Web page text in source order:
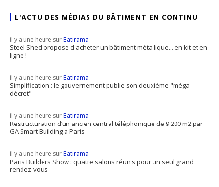
L'ACTU DES MÉDIAS DU BÂTIMENT EN CONTINU
il y a une heure surBatirama
Steel Shed propose d'acheter un bâtiment métallique... en kit et en
ligne !
il y a une heure surBatirama
Simplification : le gouvernement publie son deuxième "méga-
décret"
il y a une heure surBatirama
Restructuration d’un ancien central téléphonique de 9 200 m2 par
GA Smart Building à Paris
il y a une heure surBatirama
Paris Builders Show : quatre salons réunis pour un seul grand
rendez-vous